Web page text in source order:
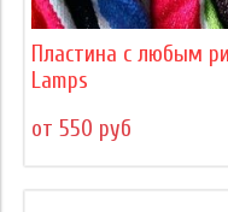
Пластина с любым
Lamps
от 550 руб